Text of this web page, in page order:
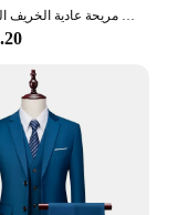
بلوزات الملابس اليومية للرجال هوديس مريحة عادية الخريف الشتاء تنوعا Sweatpants ملابس رياضية عالية الجودة الموضة